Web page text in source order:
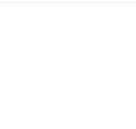
Compartilhe
CompartilheCompartilhe